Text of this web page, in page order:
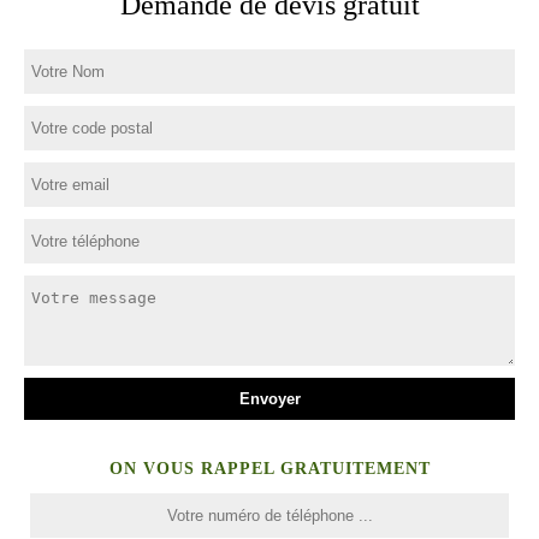
ON VOUS RAPPEL GRATUITEMENT